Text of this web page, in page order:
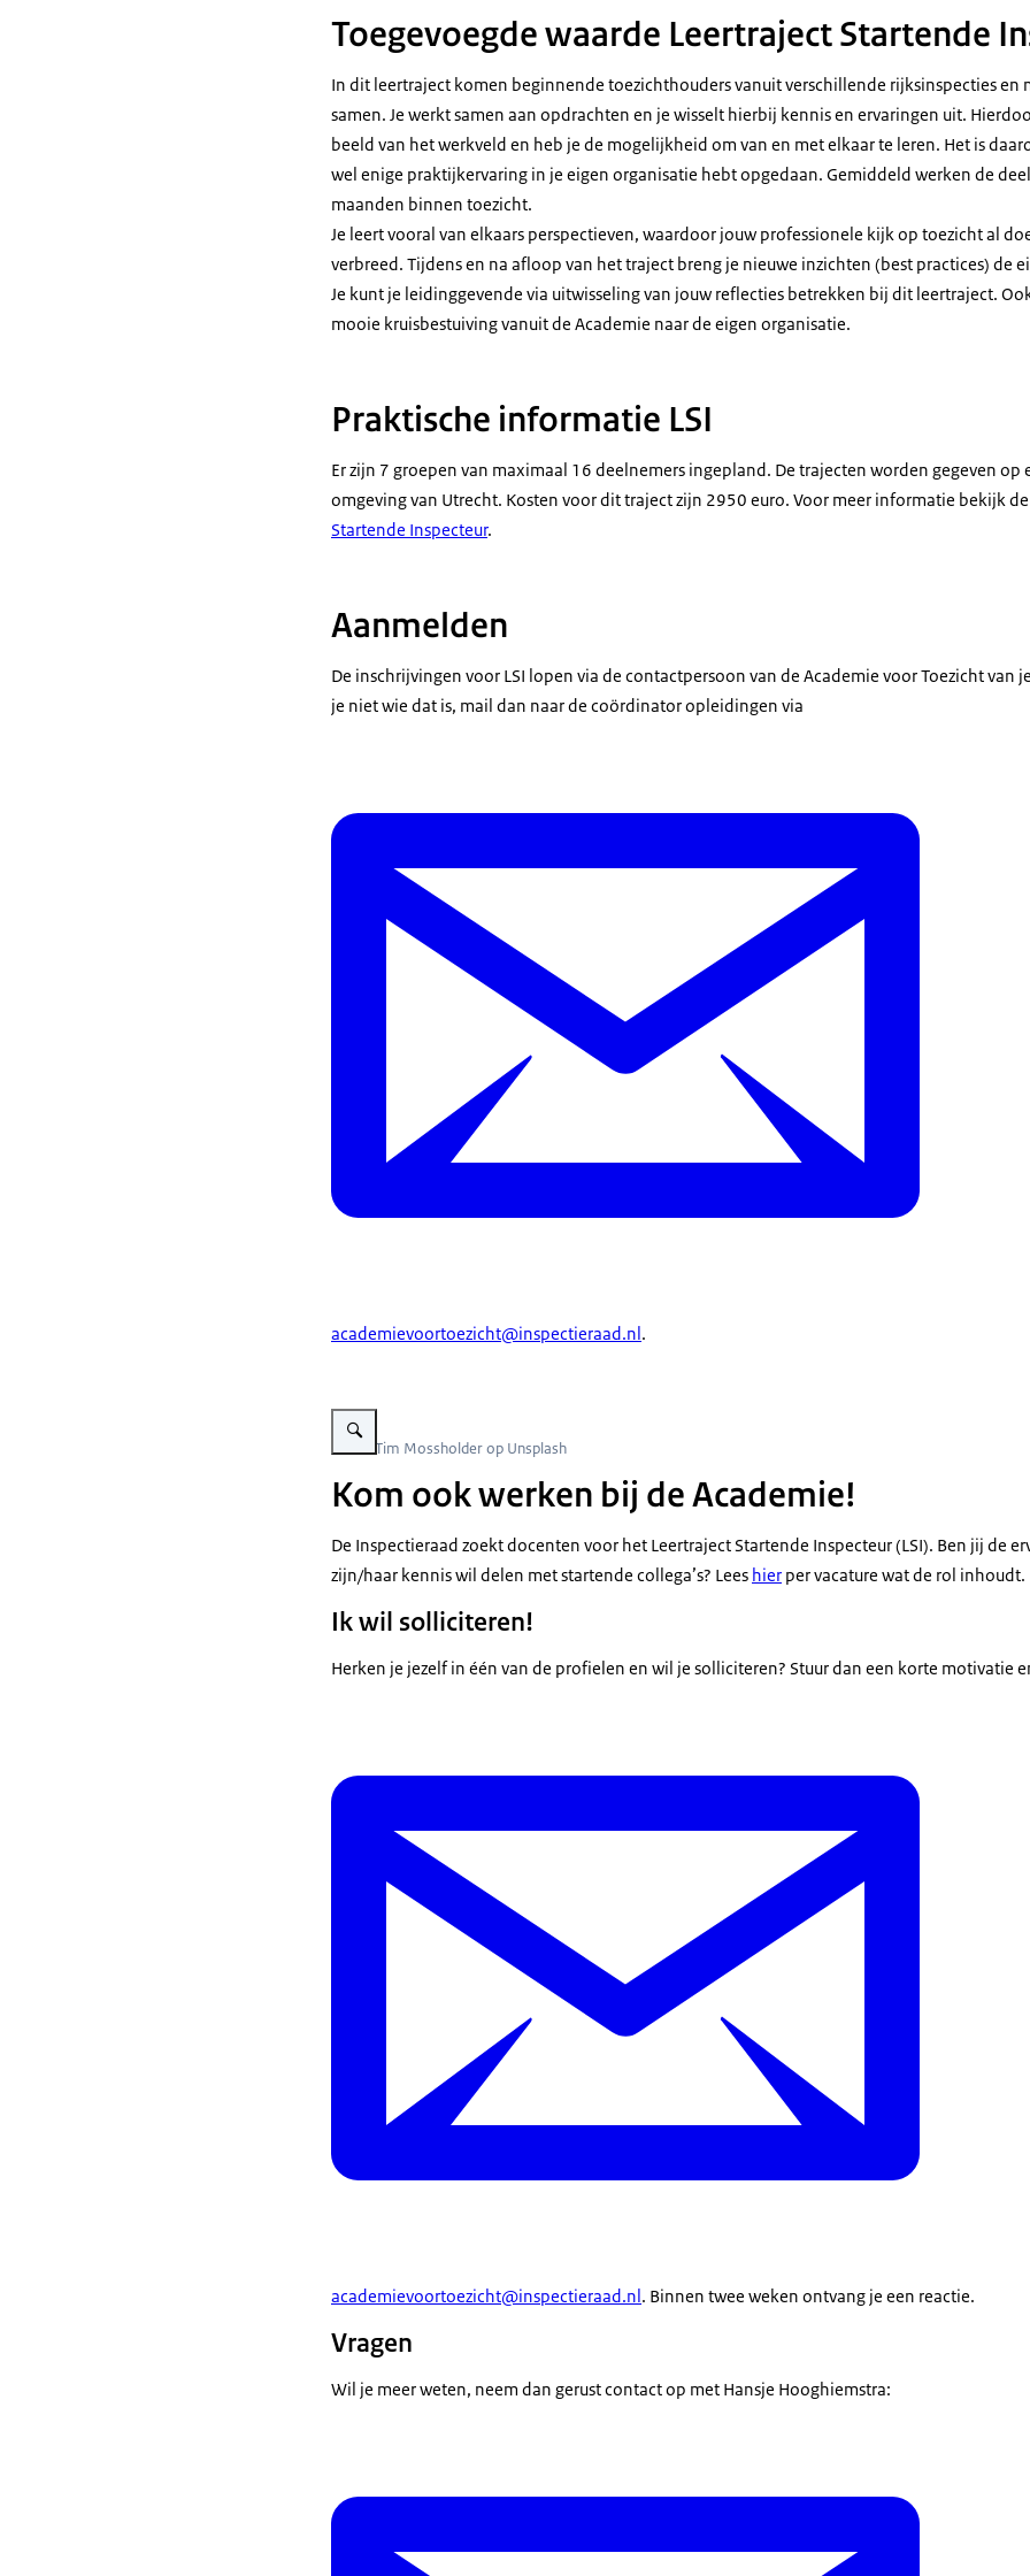
Toegevoegde waarde Leertraject Startende
In dit leertraject komen beginnende toezichthouders vanuit verschillende rijksinspecties en
samen. Je werkt samen aan opdrachten en je wisselt hierbij kennis en ervaringen uit.
beeld van het werkveld en heb je de mogelijkheid om van en met elkaar te leren. Het is
wel enige praktijkervaring in je eigen organisatie hebt opgedaan. Gemiddeld werken de
maanden binnen toezicht.
Je leert vooral van elkaars perspectieven, waardoor jouw professionele kijk op toezicht al
verbreed. Tijdens en na afloop van het traject breng je nieuwe inzichten (best practices) de
Je kunt je leidinggevende via uitwisseling van jouw reflecties betrekken bij dit leertraject.
mooie kruisbestuiving vanuit de Academie naar de eigen organisatie.
Praktische informatie LSI
Er zijn 7 groepen van maximaal 16 deelnemers ingepland. De trajecten worden gegeven op
omgeving van Utrecht. Kosten voor dit traject zijn 2950 euro. Voor meer informatie bekijk de
Startende Inspecteur.
Aanmelden
De inschrijvingen voor LSI lopen via de contactpersoon van de Academie voor Toezicht van
je niet wie dat is, mail dan naar de coördinator opleidingen via
academievoortoezicht@inspectieraad.nl.
Vergroot afbeelding foto van een bordje met 'Help wanted'
Beeld: Tim Mossholder op Unsplash
Kom ook werken bij de Academie!
De Inspectieraad zoekt docenten voor het Leertraject Startende Inspecteur (LSI). Ben jij de
zijn/haar kennis wil delen met startende collega’s? Lees hier per vacature wat de rol inhoudt.
Ik wil solliciteren!
Herken je jezelf in één van de profielen en wil je solliciteren? Stuur dan een korte motivatie
academievoortoezicht@inspectieraad.nl. Binnen twee weken ontvang je een reactie.
Vragen
Wil je meer weten, neem dan gerust contact op met Hansje Hooghiemstra: